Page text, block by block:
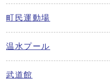
町民運動場
温水プール
武道館